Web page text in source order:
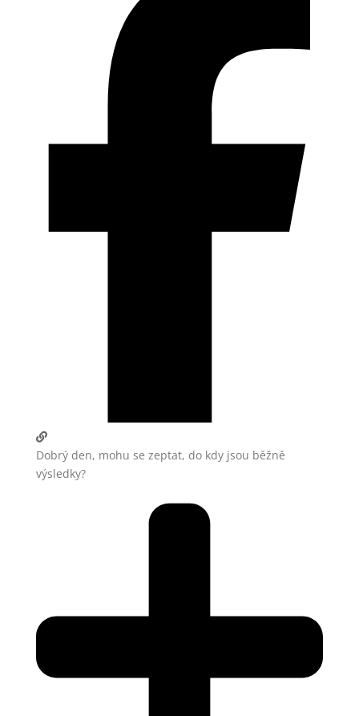
Dobrý den, mohu se zeptat, do kdy jsou běžně
výsledky?